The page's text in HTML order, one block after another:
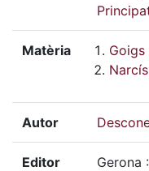
Matèria
Goigs
Autor
Editor
Gerona